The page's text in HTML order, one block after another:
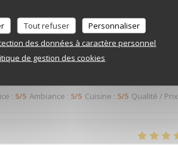
Tout refuser
Personnaliser
des données à caractère personnel
de gestion des cookies
:5/5 Ambiance : 5 /5 Cuisine: 5/5 Qualité / Prix
: 5/5 Ambiance : 5/5 Cuisine : 5/5 Qualité / Prix